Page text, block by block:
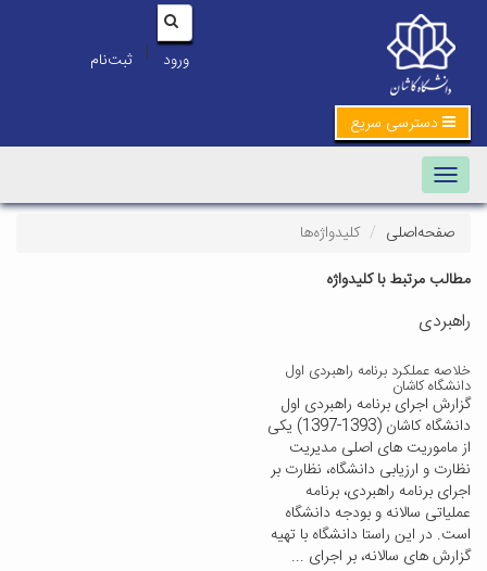
ورود | ثبت‌نام
دسترسی سریع
Toggle navigation
صفحه‌اصلی
کلیدواژه‌ها
مطالب مرتبط با کلیدواژه
راهبردی
خلاصه عملکرد برنامه راهبردی اول
دانشگاه کاشان
گزارش اجرای برنامه راهبردی اول
دانشگاه کاشان (1393-1397) یکی
از ماموریت های اصلی مدیریت
نظارت و ارزیابی دانشگاه، نظارت بر
اجرای برنامه راهبردی، برنامه
عملیاتی سالانه و بودجه دانشگاه
است. در این راستا دانشگاه با تهیه
گزارش های سالانه، بر اجرای ...